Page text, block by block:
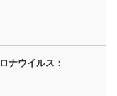
ナウイルス：